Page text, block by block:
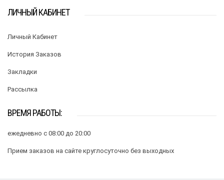
ЛИЧНЫЙ КАБИНЕТ
Личный Кабинет
История Заказов
Закладки
Рассылка
ВРЕМЯ РАБОТЫ:
ежедневно с 08:00 до 20:00
Прием заказов на сайте круглосуточно без выходных